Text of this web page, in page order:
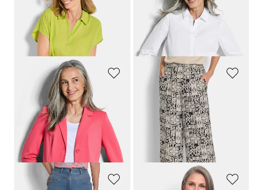
GOLDNER
Chemisier avec col chemise ouvert
49,95 €59,95 €
GOLDNER
Chemisier pur coton
59,95 €
GOLDNER
Blazer en jersey avec col tailleur
99,95 €119,95 €
GOLDNER
119,95 €
Meilleur prix sur 30 jours** :
109,95 € (-9%)